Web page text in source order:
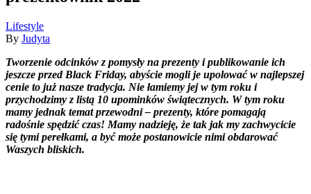
Lifestyle
By Judyta
Tworzenie odcinków z pomysły na prezenty i publikowanie ich
jeszcze przed Black Friday, abyście mogli je upolować w najlepszej
cenie to już nasze tradycja. Nie łamiemy jej w tym roku i
przychodzimy z listą 10 upominków świątecznych. W tym roku
mamy jednak temat przewodni – prezenty, które pomagają
radośnie spędzić czas! Mamy nadzieję, że tak jak my zachwycicie
się tymi perełkami, a być może postanowicie nimi obdarować
Waszych bliskich.